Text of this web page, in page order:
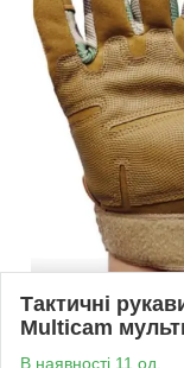
Тактичні
Multicam
В наявності 11 од.